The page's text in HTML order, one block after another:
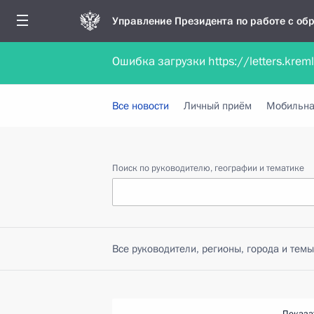
Управление Президента по работе с
Обратиться в форме электронного
Все новости Личный приём
Поиск по руководителю, географии и тематике
Все руководители, регионы, города и темы
Ошибка загрузки https://